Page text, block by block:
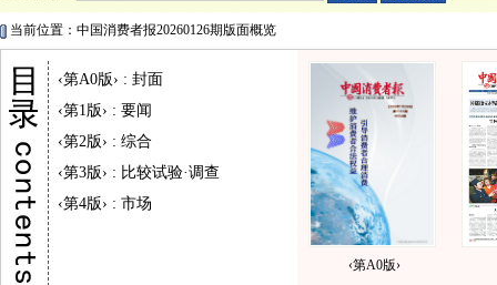
当前位置：中国消费者报20260126期版面概览
‹第A0版› : 封面
‹第1版› : 要闻
‹第2版› : 综合
‹第3版› : 比较试验·调查
‹第4版› : 市场
‹第A0版›